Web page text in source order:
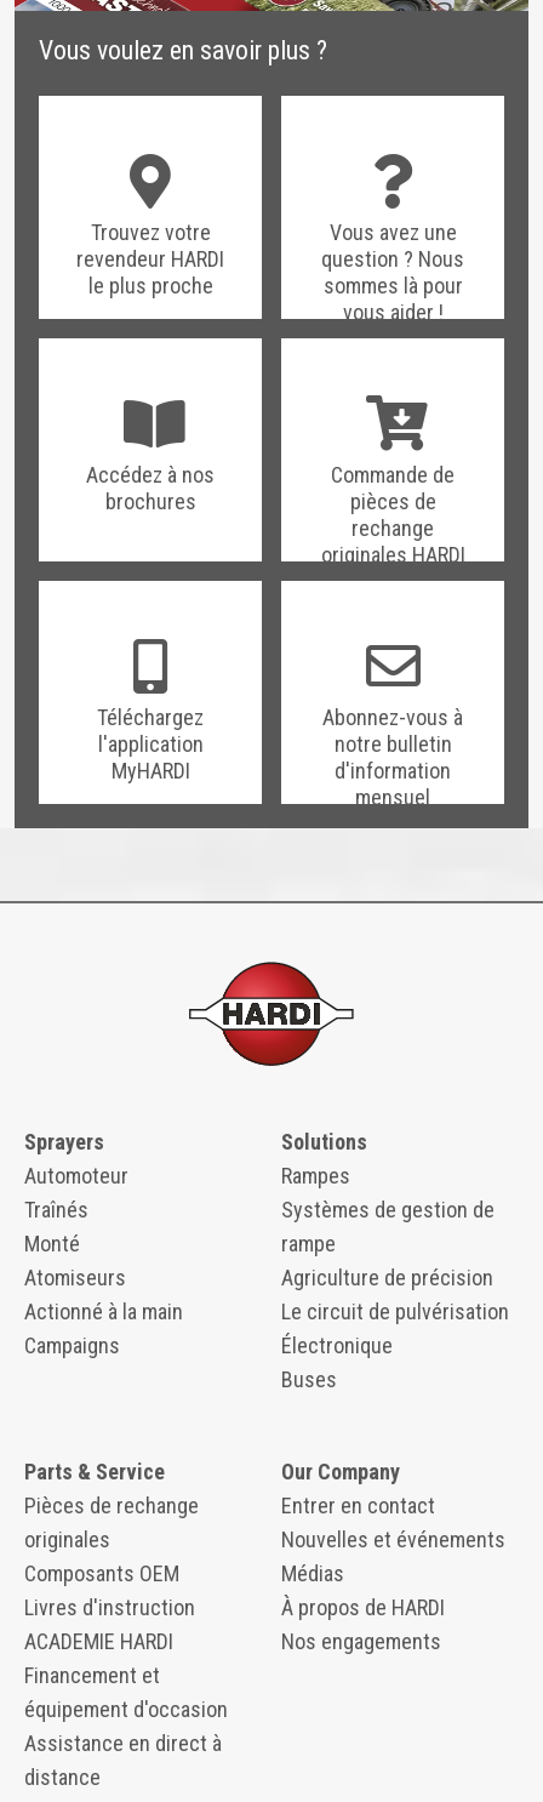
Vous voulez en savoir plus ?
Trouvez votre
revendeur HARDI
le plus proche
Vous avez une
question ? Nous
sommes là pour
vous aider !
Accédez à nos
brochures
Commande de
pièces de
rechange
originales HARDI
Téléchargez
l'application
MyHARDI
Abonnez-vous à
notre bulletin
d'information
mensuel
Sprayers
Automoteur
Traînés
Monté
Atomiseurs
Actionné à la main
Campaigns
Solutions
Rampes
Systèmes de gestion de
rampe
Agriculture de précision
Le circuit de pulvérisation
Électronique
Buses
Parts & Service
Pièces de rechange
originales
Composants OEM
Livres d'instruction
ACADEMIE HARDI
Financement et
équipement d'occasion
Assistance en direct à
distance
Our Company
Entrer en contact
Nouvelles et événements
Médias
À propos de HARDI
Nos engagements